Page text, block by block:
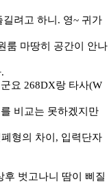
려고 하니. 영~ 귀가
룸 마땅히 공간이 안나
요 268DX랑 타사(W
비교는 못하겠지만
형의 차이, 입력단자
후 벗고나니 땀이 삐질